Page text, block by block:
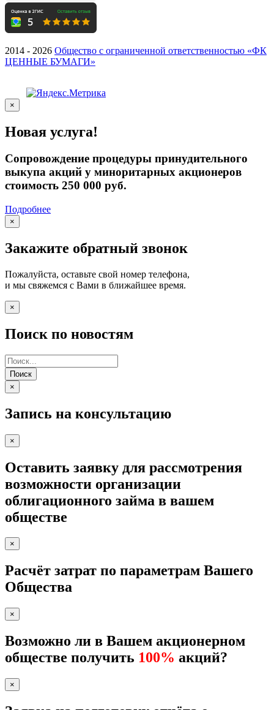
2014 - 2026 Общество с ограниченной ответственностью «ФК
ЦЕННЫЕ БУМАГИ»
×
Новая услуга!
Сопровождение процедуры принудительного
выкупа акций у миноритарных акционеров
стоимость 250 000 руб.
Подробнее
×
Закажите обратный звонок
Пожалуйста, оставьте свой номер телефона,
и мы свяжемся с Вами в ближайшее время.
×
Поиск по новостям
Поиск
×
Запись на консультацию
×
Оставить заявку для рассмотрения
возможности организации
облигационного займа в вашем
обществе
×
Расчёт затрат по параметрам Вашего
Общества
×
Возможно ли в Вашем акционерном
обществе получить 100% акций?
×